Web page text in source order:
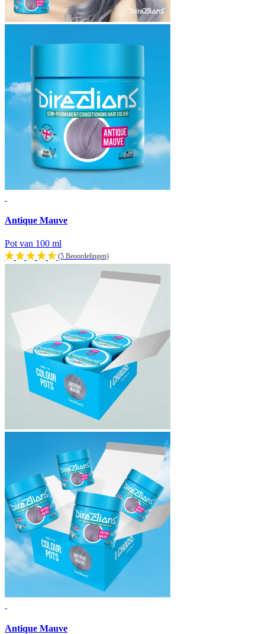
Antique Mauve
Pot van 100 ml
(5 Beoordelingen)
Antique Mauve